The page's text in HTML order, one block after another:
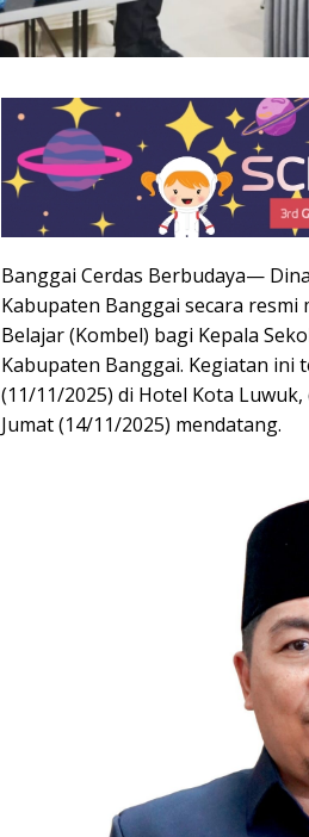
Banggai Cerdas Berbudaya—
Kabupaten Banggai secara
Belajar (Kombel) bagi Kepala
Kabupaten Banggai. Kegiatan ini
(11/11/2025) di Hotel Kota
Jumat (14/11/2025) mendatang.